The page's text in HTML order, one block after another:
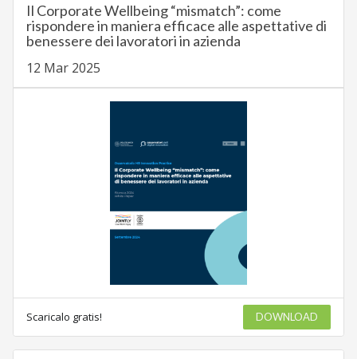
Il Corporate Wellbeing “mismatch”: come
rispondere in maniera efficace alle aspettative di
benessere dei lavoratori in azienda
12 Mar 2025
Scaricalo gratis! DOWNLOAD